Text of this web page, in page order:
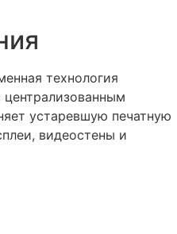
технология
устаревшую печатную
видеостены и